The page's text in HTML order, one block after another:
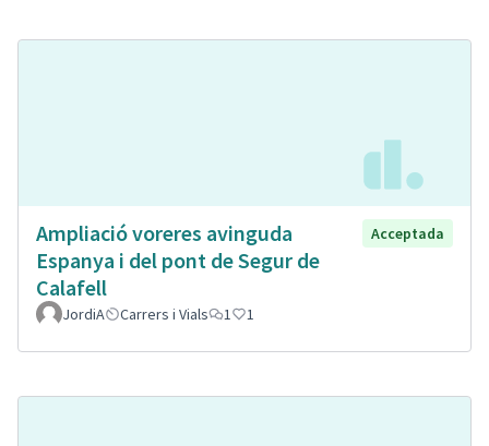
Ampliació voreres avinguda
Espanya i del pont de Segur de
Calafell
Acceptada
JordiA Carrers i Vials 1 1